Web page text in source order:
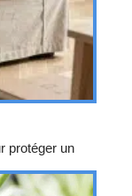
protéger un